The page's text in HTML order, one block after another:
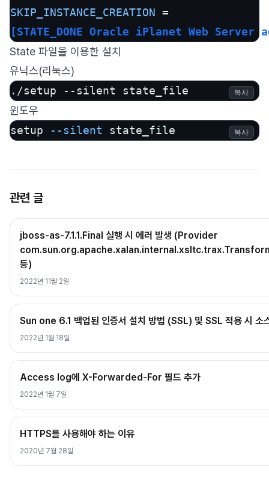
SKIP_INSTANCE_CREATION
[STATE_DONE Oracle iPlanet Web Server
State 파일을 이용한 설치
유닉스(리눅스)
./setup --silent state_file
복사
윈도우
setup
--silent state_file 복사
관련 글
jboss-as-7.1.1.Final 실행 시 에러 발생 (Provider
등)
2022년 11월 2일
Sun one 6.1 백업된 인증서 설치 방법 (SSL) 및 SSL 적용 시 소
2022년 1월 18일
Access log에 X-Forwarded-For 필드 추가
2022년 1월 7일
HTTPS를 사용해야 하는 이유
2020년 7월 28일